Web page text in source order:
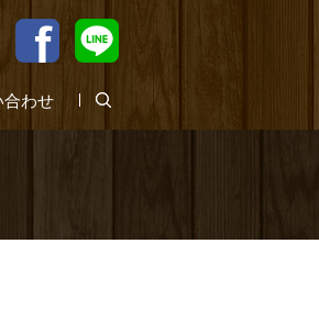
合わせ search